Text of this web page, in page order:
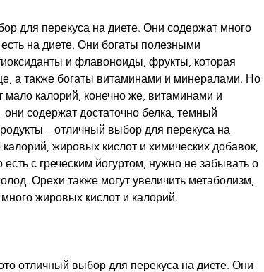
для перекуса на диете. Они содержат много
на диете. Они богаты полезными
и флавоноиды, фрукты, которая
а также богаты витаминами и минералами. Но
мало калорий, конечно же, витаминами и
содержат достаточно белка, темный
– отличный выбор для перекуса на
жировых кислот и химических добавок,
с греческим йогуртом, нужно не забывать о
Орехи также могут увеличить метаболизм,
жировых кислот и калорий.
отличный выбор для перекуса на диете. Они